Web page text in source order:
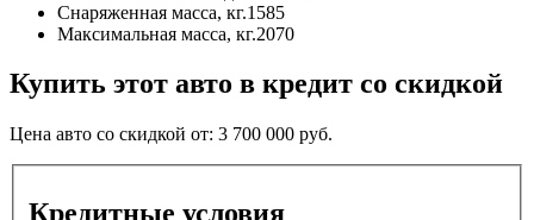
Снаряженная масса, кг.1585
Максимальная масса, кг.2070
Купить этот авто в кредит со скидкой
Цена авто со скидкой от: 3 700 000 руб.
Кредитные условия